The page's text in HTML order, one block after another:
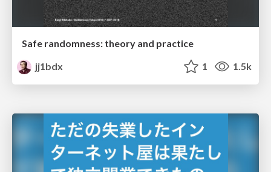
Safe randomness: theory and practice
jj1bdx
1 1.5k